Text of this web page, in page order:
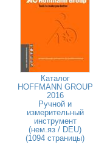
Каталог
HOFFMANN GROUP
2016
Ручной и
измерительный
инструмент
(нем.яз / DEU)
(1094 страницы)